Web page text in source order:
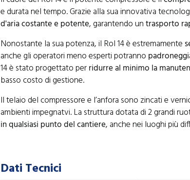
e durata nel tempo. Grazie alla sua innovativa
d'aria costante e potente, garantendo untrasporto
Nonostante la sua potenza, il Rol 14 è estremamente
anche gli operatori meno esperti potranno
14 è stato progettato perridurre al minimo la
basso costo di gestione.
Il telaio del compressore e l’anfora sono zincati e
ambienti impegnatvi. La struttura dotata di 2 grandi
in qualsiasi punto del cantiere, anche nei luoghi più
Dati Tecnici